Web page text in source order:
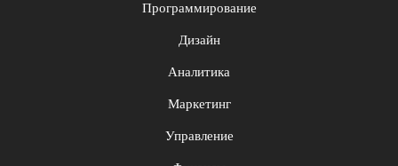
Программирование
Дизайн
Аналитика
Маркетинг
Управление